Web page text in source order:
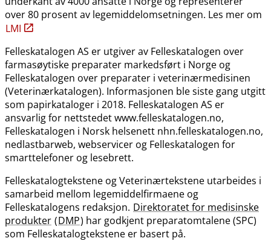
over 80 prosent av legemiddelomsetningen. Les mer om
LMI
Felleskatalogen AS er utgiver av Felleskatalogen over
farmasøytiske preparater markedsført i Norge og
Felleskatalogen over preparater i veterinærmedisinen
(Veterinærkatalogen). Informasjonen ble siste gang utgitt
som papirkataloger i 2018. Felleskatalogen AS er
ansvarlig for nettstedet www.felleskatalogen.no,
Felleskatalogen i Norsk helsenett nhn.felleskatalogen.no,
nedlastbarweb, webservicer og Felleskatalogen for
smarttelefoner og lesebrett.
Felleskatalogtekstene og Veterinærtekstene utarbeides i
samarbeid mellom legemiddelfirmaene og
Felleskatalogens redaksjon. Direktoratet for medisinske
produkter (DMP) har godkjent preparatomtalene (SPC)
som Felleskatalogtekstene er basert på.